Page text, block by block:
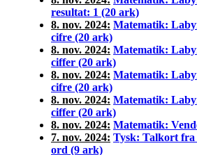
resultat: 1 (20 ark)
8. nov. 2024: Matematik:
cifre (20 ark)
8. nov. 2024: Matematik:
ciffer (20 ark)
8. nov. 2024: Matematik:
cifre (20 ark)
8. nov. 2024: Matematik:
ciffer (20 ark)
8. nov. 2024: Matematik:
7. nov. 2024: Tysk: Talkort fra
ord (9 ark)